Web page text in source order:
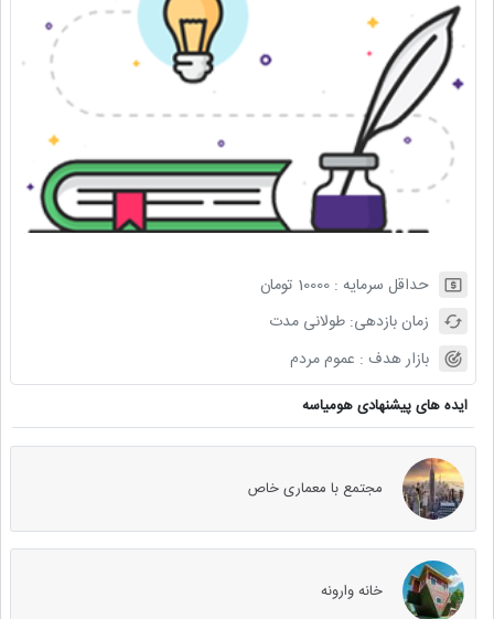
حداقل سرمایه :10000 تومان
زمان بازدهی:طولانی مدت
بازار هدف : عموم مردم
ایده های پیشنهادی هومیاسه
مجتمع با معماری خاص
خانه وارونه